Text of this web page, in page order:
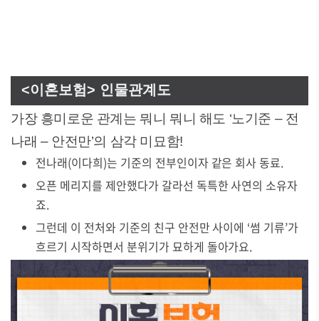
<이혼보험> 인물관계도
가장 흥미로운 관계는 뭐니 뭐니 해도 ‘노기준 – 전
나래 – 안전만’의 삼각 미묘함!
전나래(이다희)는 기준의 전부인이자 같은 회사 동료.
오픈 메리지를 제안했다가 갈라선 독특한 사연의 소유자
죠.
그런데 이 전처와 기준의 친구 안전만 사이에 ‘썸 기류’가
흐르기 시작하면서 분위기가 묘하게 돌아가요.